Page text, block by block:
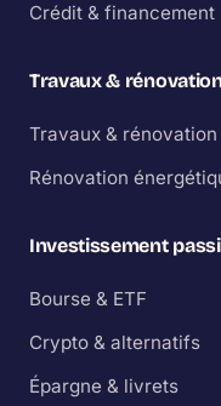
Crédit & financement
Travaux &
Travaux & rénovation
Rénovation
Investissement
Bourse & ETF
Crypto & alternatifs
Épargne & livrets